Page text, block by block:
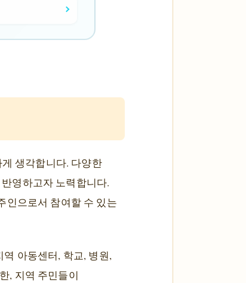
생각합니다. 다양한
영하고자 노력합니다.
인으로서 참여할 수 있는
아동센터, 학교, 병원,
, 지역 주민들이